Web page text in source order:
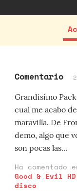
Comentario
Grandísimo
cual me acabo
maravilla. De
demo, algo que
son pocas las...
Ha comentado
Good & Evil
disco